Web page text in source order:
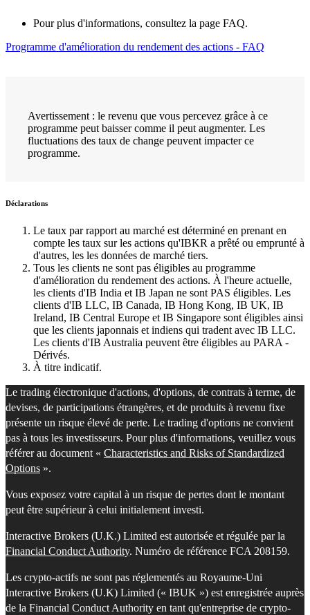
Pour plus d'informations, consultez la page FAQ.
Programme d'amélioration du rendement des actions - FAQ
Avertissement : le revenu que vous percevez grâce à ce
programme peut baisser comme il peut augmenter. Les
fluctuations des taux de change peuvent impacter ce
programme.
Déclarations
Le taux par rapport au marché est déterminé en prenant en
compte les taux sur les actions qu'IBKR a prêté ou emprunté à
d'autres, les les données de marché tiers.
Tous les clients ne sont pas éligibles au programme
d'amélioration du rendement des actions. À l'heure actuelle,
les clients d'IB India et IB Japan ne sont PAS éligibles. Les
clients d'IB LLC, IB Canada, IB Hong Kong, IB UK, IB
Ireland, IB Central Europe et IB Singapore sont éligibles ainsi
que les clients japonnais et indiens qui tradent avec IB LLC.
Les clients d'IB Australia peuvent être éligibles au PARA -
Dérivés.
À titre indicatif.
Le trading électronique d'actions, d'options, de contrats à terme, de
devises, de participations étrangères, et de produits à revenu fixe
présente un risque élevé de perte. Le trading d'options ne convient
pas à tous les investisseurs. Pour plus d'informations, veuillez vous
référer au document « Characteristics and Risks of Standardized
Options ».
Vous exposez votre capital à un risque de pertes dont le montant
peut être supérieur à celui initialement investi.
Interactive Brokers (U.K.) Limited est autorisée et régulée par la
Financial Conduct Authority. Numéro de référence FCA 208159.
Les crypto-actifs ne sont pas réglementés au Royaume-Uni
Interactive Brokers (U.K) Limited (« IBUK ») est enregistrée auprès
de la Financial Conduct Authority en tant qu'entreprise de crypto-